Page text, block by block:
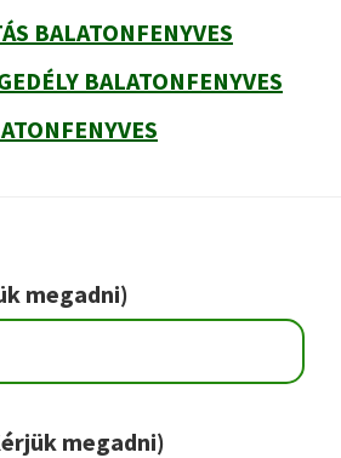
BALATONFENYVES
BALATONFENYVES
megadni)
megadni)